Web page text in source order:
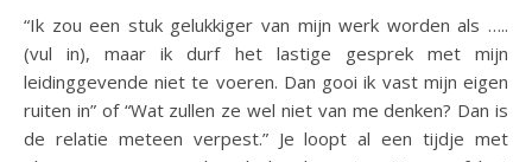
“Ik zou een stuk gelukkiger van mijn werk worden als …..
(vul in), maar ik durf het lastige gesprek met mijn
leidinggevende niet te voeren. Dan gooi ik vast mijn eigen
ruiten in” of “Wat zullen ze wel niet van me denken? Dan is
de relatie meteen verpest.” Je loopt al een tijdje met